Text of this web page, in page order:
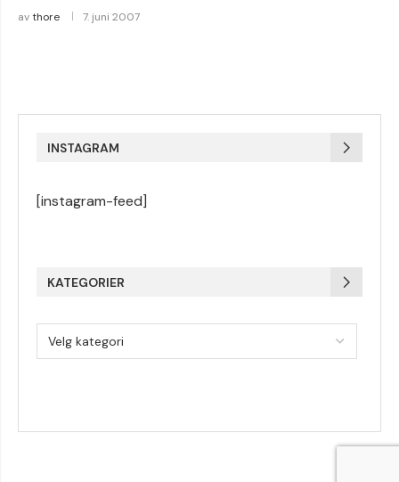
avthore 7. juni 2007
INSTAGRAM
[instagram-feed]
KATEGORIER